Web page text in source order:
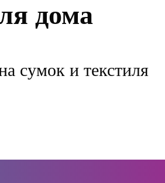
дома
сумок и текстиля